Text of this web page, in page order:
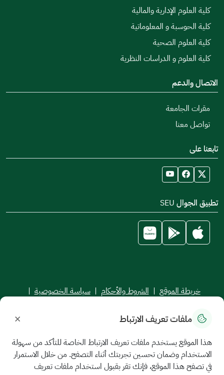
كلية العلوم الإدارية والمالية
كلية الحوسبة و المعلوماتية
كلية العلوم الصحية
كلية العلوم و الدراسات النظرية
الاتصال والدعم
مقرات الجامعة
تواصل معنا
تابعنا على
تطبيق الجوال SEU
خريطة الموقع | الشروط والأحكام | سياسة الخصوصية |
جميع الحقوق محفوظة للجامعة السعودية الإلكترونية © 2026
ملفات تعريف الارتباط ×
هذا الموقع يستخدم ملفات تعريف الارتباط الخاصة للتأكد من سهولة
الاستخدام وضمان تحسين تجربتك أثناء التصفح. من خلال الاستمرار
في تصفح هذا الموقع، فإنك تقر بقبول استخدام ملفات تعريف